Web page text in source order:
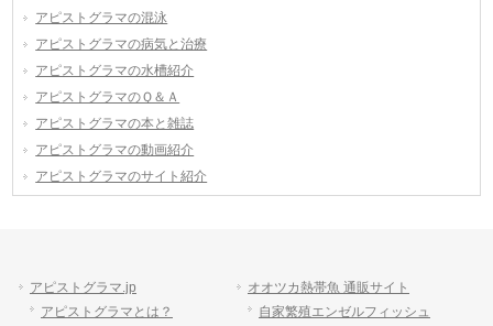
アピストグラマの混泳
アピストグラマの病気と治療
アピストグラマの水槽紹介
アピストグラマのＱ＆Ａ
アピストグラマの本と雑誌
アピストグラマの動画紹介
アピストグラマのサイト紹介
アピストグラマ.jp
アピストグラマとは？
オオツカ熱帯魚 通販サイト
自家繁殖エンゼルフィッシュ